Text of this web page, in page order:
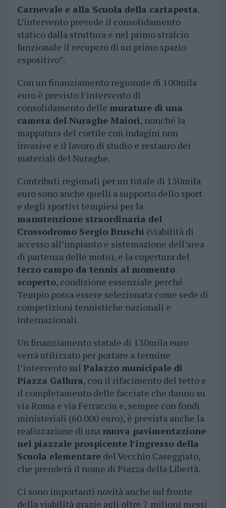
Carnevale e alla Scuola della cartapesta.
L’intervento prevede il consolidamento
statico dalla struttura e nel primo stralcio
funzionale il recupero di un primo spazio
espositivo”.
Con un finanziamento regionale di 100mila
euro è previsto l’intervento di
consolidamento delle murature di una
camera del Nuraghe Maiori, nonché la
mappatura del cortile con indagini non
invasive e il lavoro di studio e restauro dei
materiali del Nuraghe.
Contributi regionali per un totale di 150mila
euro sono anche quelli a supporto dello sport
e degli sportivi tempiesi per la
manutenzione straordinaria del
Crossodromo Sergio Bruschi (viabilità di
accesso all’impianto e sistemazione dell’area
di partenza delle moto), e la copertura del
terzo campo da tennis al momento
scoperto, condizione essenziale perché
Tempio possa essere selezionata come sede di
competizioni tennistiche nazionali e
internazionali.
Un finanziamento statale di 130mila euro
verrà utilizzato per portare a termine
l’intervento sul Palazzo municipale di
Piazza Gallura, con il rifacimento del tetto e
il completamento delle facciate che danno su
via Roma e via Ferracciu e, sempre con fondi
ministeriali (60.000 euro), è prevista anche la
realizzazione di una nuova pavimentazione
nel piazzale prospicente l’ingresso della
Scuola elementaredel Vecchio Caseggiato,
che prenderà il nome di Piazza della Libertà.
Ci sono importanti novità anche sul fronte
della viabilità grazie agli oltre 7 milioni messi